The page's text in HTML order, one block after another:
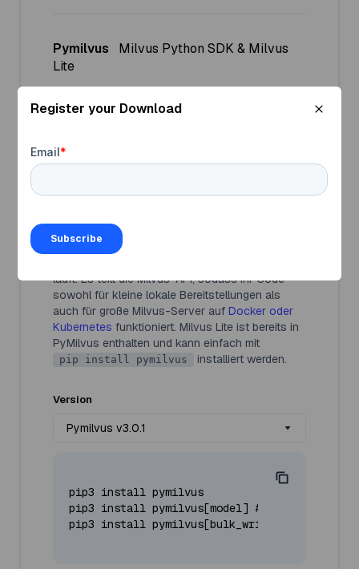
Pymilvus
Milvus Python SDK & Milvus
Lite
PyMilvusist das Python SDK für Milvus. Es
Python. Es ermöglicht Python-Entwicklern
intuitiven API für Python-Projekte.
Milvus Lite
ist die leichtgewichtige Version von
läuft. Es teilt die Milvus-API, sodass Ihr Code
sowohl für kleine lokale Bereitstellungen als
auch für große Milvus-Server auf Docker oder
Kubernetes funktioniert. Milvus Lite ist bereits in
PyMilvus enthalten und kann einfach mit
pip install pymilvus installiert werden.
Version
Pymilvus v3.0.1
pip3 install pymilvus
pip3 install pymilvus[model] # for milvus-
pip3 install pymilvus[bulk_writer] # for
Register your Download